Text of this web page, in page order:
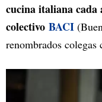
cucina italiana
colectivo BACI
renombrados colegas